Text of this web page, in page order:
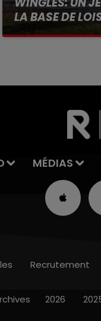
LA BASE DE
La victime a coulé
MÉDIAS
Recrutement
2026